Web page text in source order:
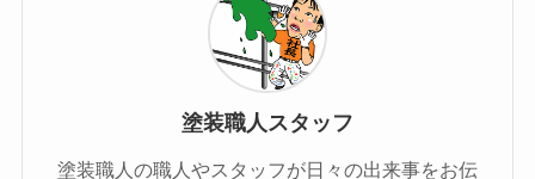
塗装職人スタッフ
塗装職人の職人やスタッフが日々の出来事をお伝